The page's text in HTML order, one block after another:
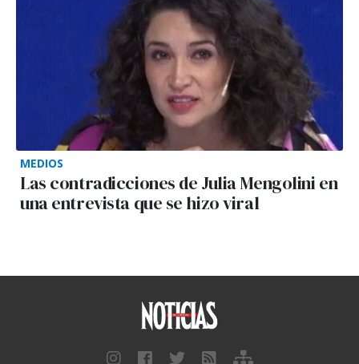
MEDIOS
Las contradicciones de Julia Mengolini en
una entrevista que se hizo viral